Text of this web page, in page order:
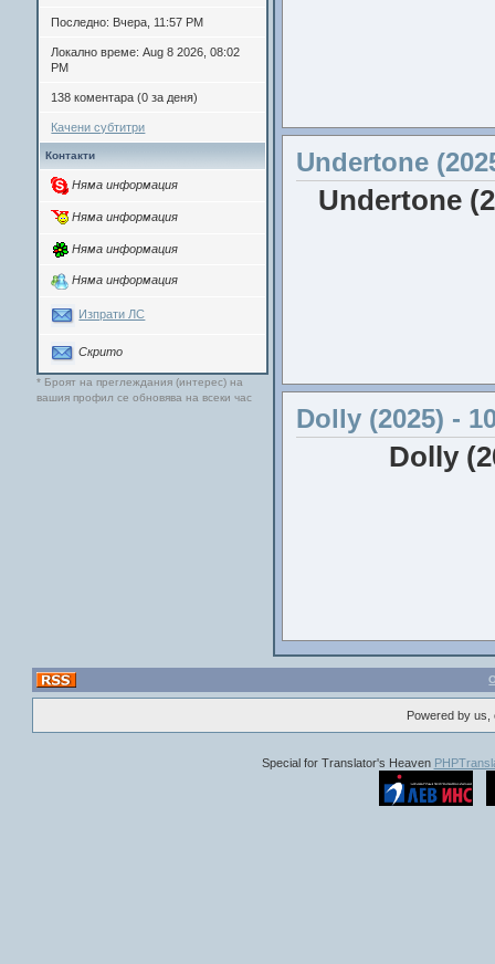
Последно: Вчера, 11:57 PM
Локално време: Aug 8 2026, 08:02
PM
138 коментара (0 за деня)
Качени субтитри
Контакти
Няма информация
Няма информация
Няма информация
Няма информация
Изпрати ЛС
Скрито
* Броят на преглеждания (интерес) на
вашия профил се обновява на всеки час
:
Резюме: През
човечеството
: Зази
пропита с кръв
трябва
мистериозна
Undertone
Undertone
Актьори :
Dolly (2025) -
Dolly
Актьори: Фабиан
Михалина
Powered by
Special for Translator's Heaven